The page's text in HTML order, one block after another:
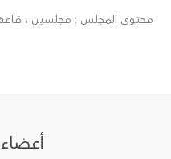
محتوى المجلس : مجلسين ، قـاعـة ، 5 مكاتب ، مخزن ،